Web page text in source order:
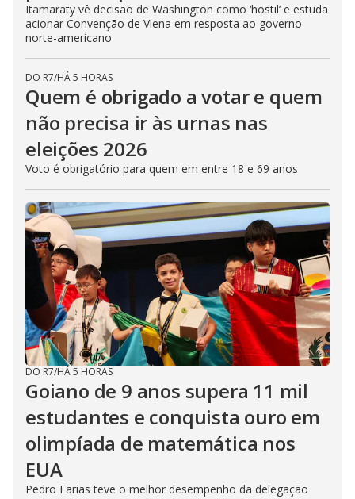
Itamaraty vê decisão de Washington como ‘hostil’ e estuda
acionar Convenção de Viena em resposta ao governo
norte-americano
DO R7/HÁ 5 HORAS
Quem é obrigado a votar e quem
não precisa ir às urnas nas
eleições 2026
Voto é obrigatório para quem em entre 18 e 69 anos
DO R7/HÁ 5 HORAS
Goiano de 9 anos supera 11 mil
estudantes e conquista ouro em
olimpíada de matemática nos
EUA
Pedro Farias teve o melhor desempenho da delegação